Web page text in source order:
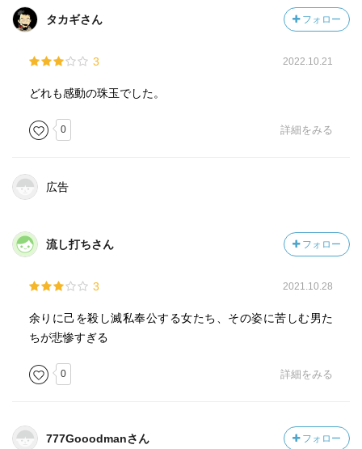
タカギさん フォロー
3 2022.10.21
どれも感動の珠玉でした。
0 詳細をみる
広告
流し打ちさん フォロー
3 2021.10.28
余りに己を殺し滅私奉公する女たち、その姿に苦しむ男た
ちが悲惨すぎる
0 詳細をみる
777Gooodmanさん フォロー